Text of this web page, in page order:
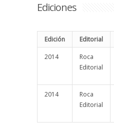
Ediciones
Edición Editorial
2014
Roca
Editorial
2014
Roca
Editorial